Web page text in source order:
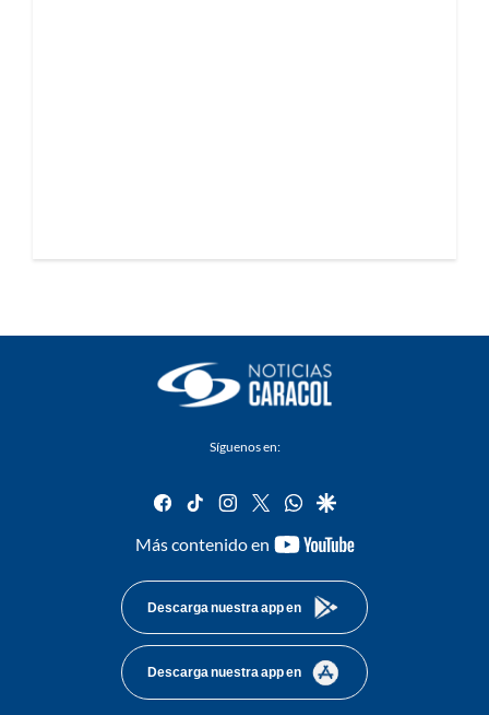
Síguenos en:
facebook
tiktok instagram
twitterwhatsapp
google
Más contenido en
youtube-
Descarga nuestra app en
Descarga nuestra app en